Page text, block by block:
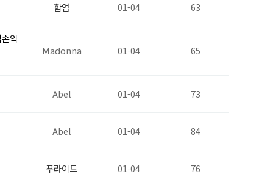
함엄 01-04 63
익
Madonna
01-04 65
Abel 01-04 73
Abel 01-04 84
푸라이드 01-04 76